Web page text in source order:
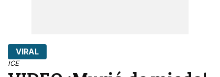
VIRAL
ICE